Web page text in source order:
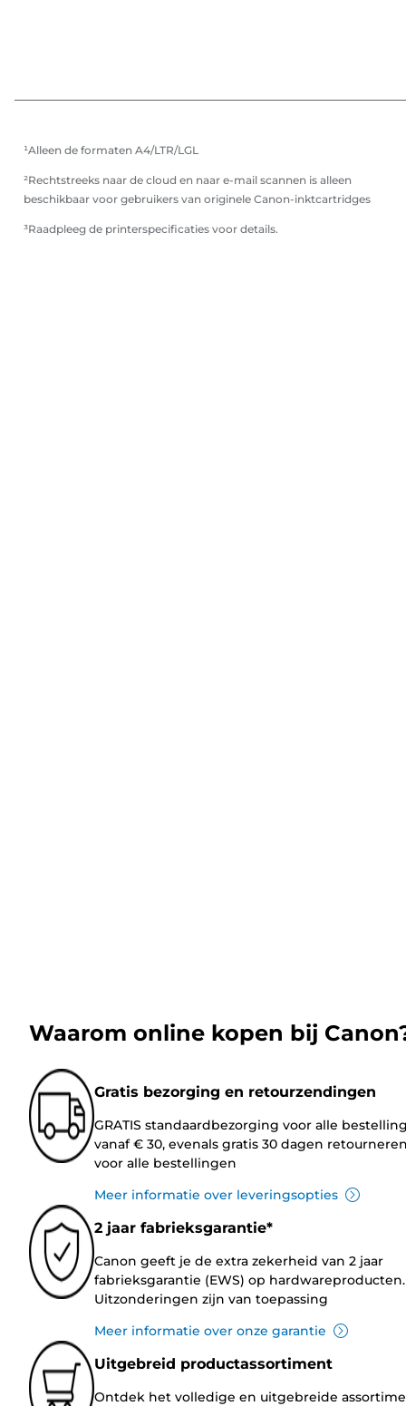
¹Alleen de formaten A4/LTR/LGL
²Rechtstreeks naar de cloud en naar e-mail scannen is alleen
beschikbaar voor gebruikers van originele Canon-inktcartridges
³Raadpleeg de printerspecificaties voor details.
Waarom online kopen bij
Gratis bezorging en retourzendingen
GRATIS standaardbezorging voor alle
vanaf € 30, evenals gratis 30 dagen
voor alle bestellingen
Meer informatie over leveringsopties
2 jaar fabrieksgarantie*
Canon geeft je de extra zekerheid van 2 jaar
fabrieksgarantie (EWS) op hardwareproducten.
Uitzonderingen zijn van toepassing
Meer informatie over onze garantie
Uitgebreid productassortiment
Ontdek het volledige en uitgebreide